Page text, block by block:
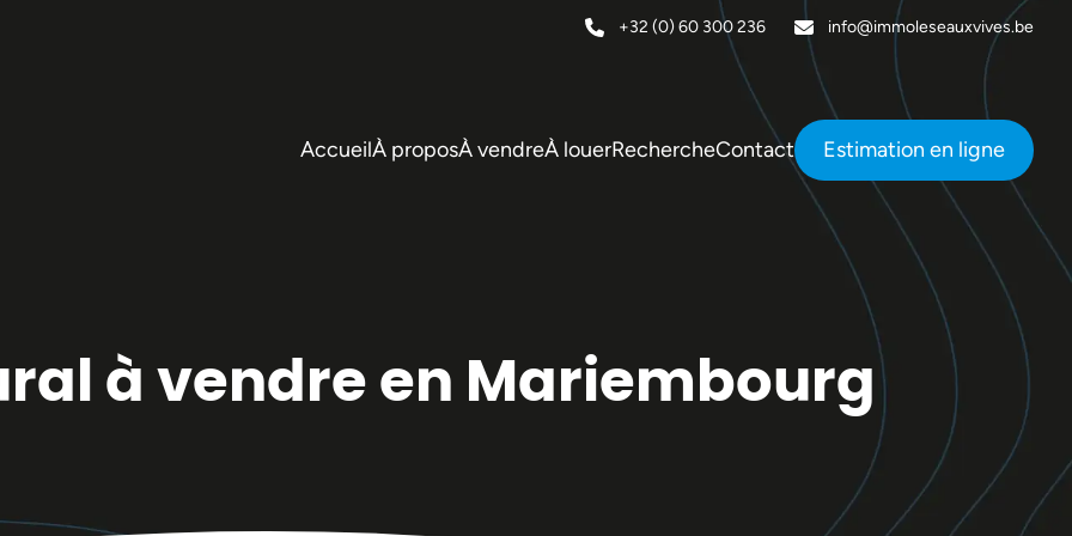
+32 (0) 60 300 236 info@immoleseauxvives.be
AccueilÀ proposÀ vendreÀ louerRechercheContact Estimation en ligne
à vendre en Mariembourg